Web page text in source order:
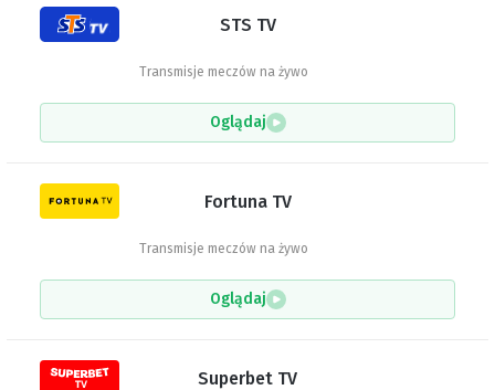
STS TV
Transmisje meczów na żywo
Oglądaj
Fortuna TV
Transmisje meczów na żywo
Oglądaj
Superbet TV